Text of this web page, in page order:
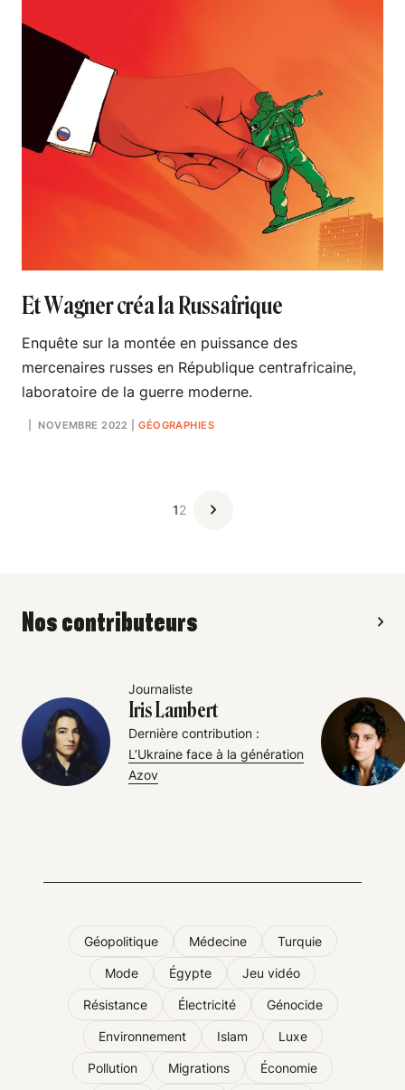
Et Wagner créa la Russafrique
Enquête sur la montée en puissance des
mercenaires russes en République centrafricaine,
laboratoire de la guerre moderne.
| NOVEMBRE 2022 |GÉOGRAPHIES
12
Nos contributeurs
Journaliste
Iris Lambert
Dernière contribution :
L’Ukraine face à la génération
Azov
Géopolitique Médecine Turquie
Mode Égypte Jeu vidéo
Résistance Électricité Génocide
Environnement Islam Luxe
Pollution Migrations Économie